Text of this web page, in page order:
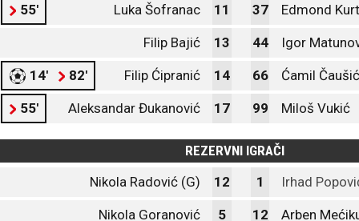
55' Luka Šofranac 11 37 Edmond
Filip Bajić 13 44 Igor
14' 82' Filip Ćipranić 14 66 Ćamil Čaušić
55' Aleksandar Đukanović 17 99 Miloš Vukić
REZERVNI IGRAČI
Nikola Radović (G)
12 1 Irhad
Nikola Goranović 5 12 Arben